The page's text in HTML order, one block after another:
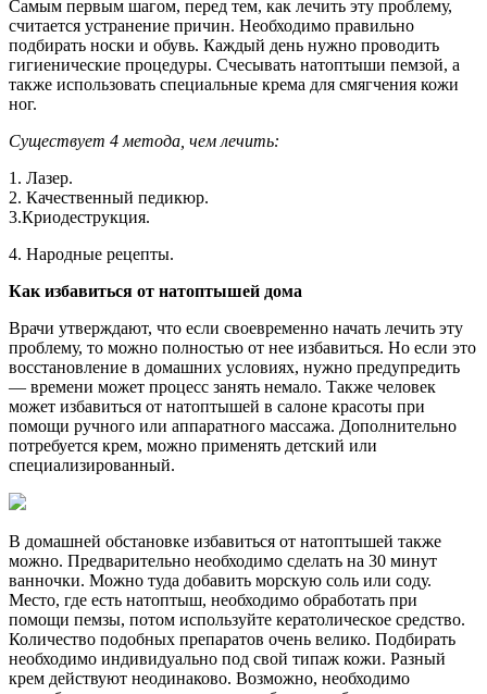
Самым первым шагом, перед тем, как лечить эту проблему,
считается устранение причин. Необходимо правильно
подбирать носки и обувь. Каждый день нужно проводить
гигиенические процедуры. Счесывать натоптыши пемзой, а
также использовать специальные крема для смягчения кожи
ног.
Существует 4 метода, чем лечить:
1. Лазер.
2. Качественный педикюр.
3.Криодеструкция.
4. Народные рецепты.
Как избавиться от натоптышей дома
Врачи утверждают, что если своевременно начать лечить эту
проблему, то можно полностью от нее избавиться. Но если это
восстановление в домашних условиях, нужно предупредить
— времени может процесс занять немало. Также человек
может избавиться от натоптышей в салоне красоты при
помощи ручного или аппаратного массажа. Дополнительно
потребуется крем, можно применять детский или
специализированный.
В домашней обстановке избавиться от натоптышей также
можно. Предварительно необходимо сделать на 30 минут
ванночки. Можно туда добавить морскую соль или соду.
Место, где есть натоптыш, необходимо обработать при
помощи пемзы, потом используйте кератолическое средство.
Количество подобных препаратов очень велико. Подбирать
необходимо индивидуально под свой типаж кожи. Разный
крем действуют неодинаково. Возможно, необходимо